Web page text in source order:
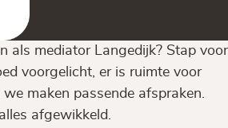
als mediator Langedijk? Stap voor
voorgelicht, er is ruimte voor
maken passende afspraken.
afgewikkeld.